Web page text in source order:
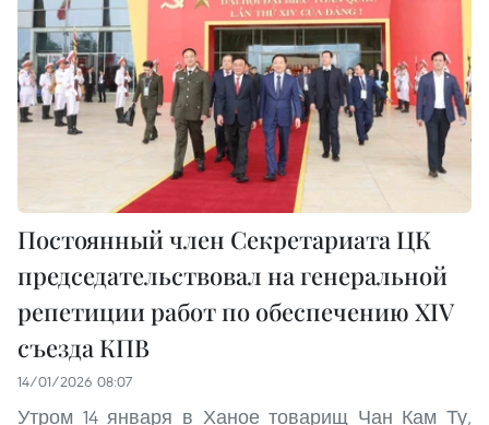
Постоянный член Секретариата ЦК
председательствовал на генеральной
репетиции работ по обеспечению XIV
съезда КПВ
14/01/2026 08:07
Утром 14 января в Ханое товарищ Чан Кам Ту,